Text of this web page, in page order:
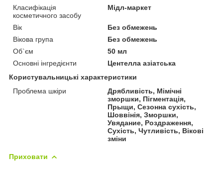
Класифікація
косметичного засобу
Мідл-маркет
Вік
Без обмежень
Вікова група
Без обмежень
Об`єм
50 мл
Основні інгредієнти
Центелла азіатська
Користувальницькі характеристики
Проблема шкіри
Дрябливість, Мімічні
зморшки, Пігментація,
Прыщи, Сезонна сухість,
Шоввінія, Зморшки,
Увядание, Роздраження,
Сухість, Чутливість, Вікові
зміни
Приховати